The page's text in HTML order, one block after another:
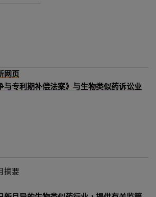
网页
与专利期补偿法案》与生物类似药诉讼业
摘要